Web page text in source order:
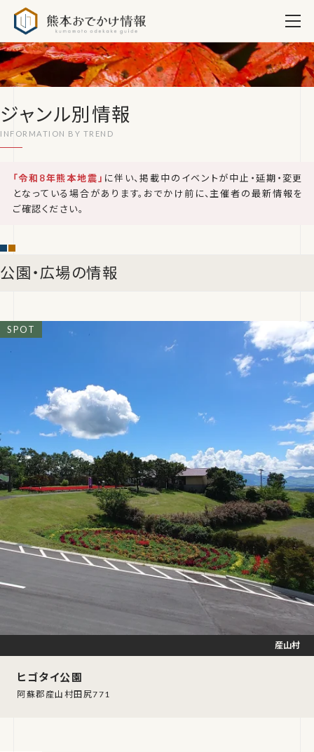
ジャンル別情報
「令和8年熊本地震」 に伴い、掲載中のイベントが中止・延期・変更
となっている場合があります。おでかけ前に、主催者の最新情報を
ご確認ください。
公園・広場の情報
ヒゴタイ公園
阿蘇郡産山村田尻771
産山村